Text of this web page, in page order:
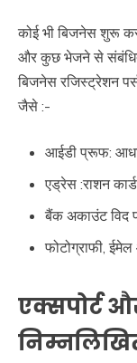
कोई भी बिजनेस शुरू
और कुछ भेजने से संबंधित
बिजनेस रजिस्ट्रेशन
जैसे :-
आईडी प्रूफ:
एड्रेस :राशन
बैंक अकाउंट विद
फोटोग्राफी,
एक्सपोर्ट